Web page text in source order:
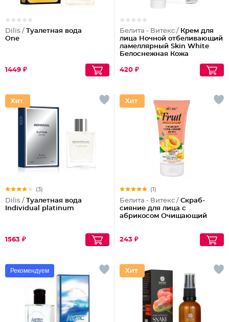
Dilis / Туалетная вода
One
1449 ₽
Белита - Витекс / Крем для
лица Ночной отбеливающий
ламеллярный Skin White
Белоснежная Кожа
420 ₽
(3)
Dilis / Туалетная вода
Individual platinum
1563 ₽
(1)
Белита - Витекс / Скраб-
сияние для лица с
абрикосом Очищающий
243 ₽
Рекомендуем